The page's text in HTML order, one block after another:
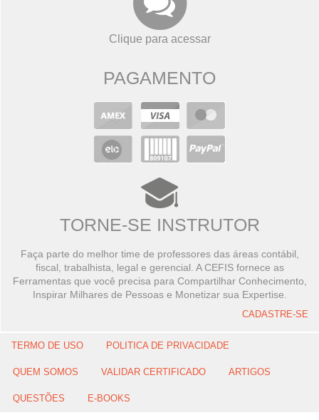
Clique para acessar
PAGAMENTO
TORNE-SE INSTRUTOR
Faça parte do melhor time de professores das áreas contábil,
fiscal, trabalhista, legal e gerencial. A CEFIS fornece as
Ferramentas que você precisa para Compartilhar Conhecimento,
Inspirar Milhares de Pessoas e Monetizar sua Expertise.
CADASTRE-SE
TERMO DE USO POLITICA DE PRIVACIDADE
QUEM SOMOS VALIDAR CERTIFICADO ARTIGOS
QUESTÕES E-BOOKS